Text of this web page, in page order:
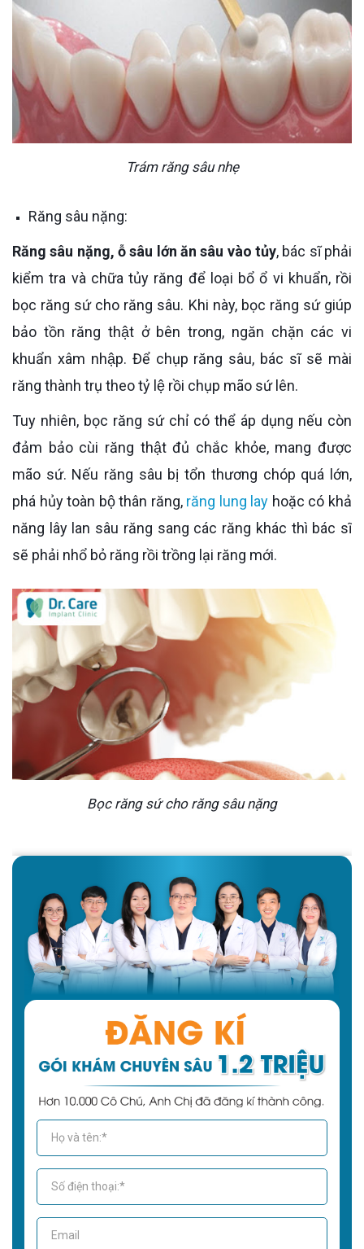
Trám răng sâu nhẹ
Răng sâu nặng:
Răng sâu nặng, ỗ sâu lớn ăn sâu vào tủy, bác sĩ phải
kiểm tra và chữa tủy răng để loại bổ ổ vi khuẩn, rồi
bọc răng sứ cho răng sâu. Khi này, bọc răng sứ giúp
bảo tồn răng thật ở bên trong, ngăn chặn các vi
khuẩn xâm nhập. Để chụp răng sâu, bác sĩ sẽ mài
răng thành trụ theo tỷ lệ rồi chụp mão sứ lên.
Tuy nhiên, bọc răng sứ chỉ có thể áp dụng nếu còn
đảm bảo cùi răng thật đủ chắc khỏe, mang được
mão sứ. Nếu răng sâu bị tổn thương chóp quá lớn,
phá hủy toàn bộ thân răng, răng lung lay hoặc có khả
năng lây lan sâu răng sang các răng khác thì bác sĩ
sẽ phải nhổ bỏ răng rồi trồng lại răng mới.
Bọc răng sứ cho răng sâu nặng